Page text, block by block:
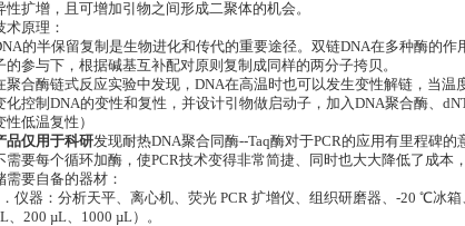
性扩增，且可增加引物之间形成二聚体的机会。
术原理：
的半保留复制是生物进化和传代的重要途径。双链DNA在多种酶的
的参与下，根据碱基互补配对原则复制成同样的两分子挎贝。
聚合酶链式反应实验中发现，DNA在高温时也可以发生变性解链，当
化控制DNA的变性和复性，并设计引物做启动子，加入DNA聚合酶、
性低温复性）
品仅用于科研发现耐热DNA聚合同酶--Taq酶对于PCR的应用有里程碑
需要每个循环加酶，使PCR技术变得非常简捷、同时也大大降低了成本
需要自备的器材：
仪器：分析天平、离心机、荧光 PCR 扩增仪、组织研磨器、-20 ℃冰
、200 µL、1000 µL）。